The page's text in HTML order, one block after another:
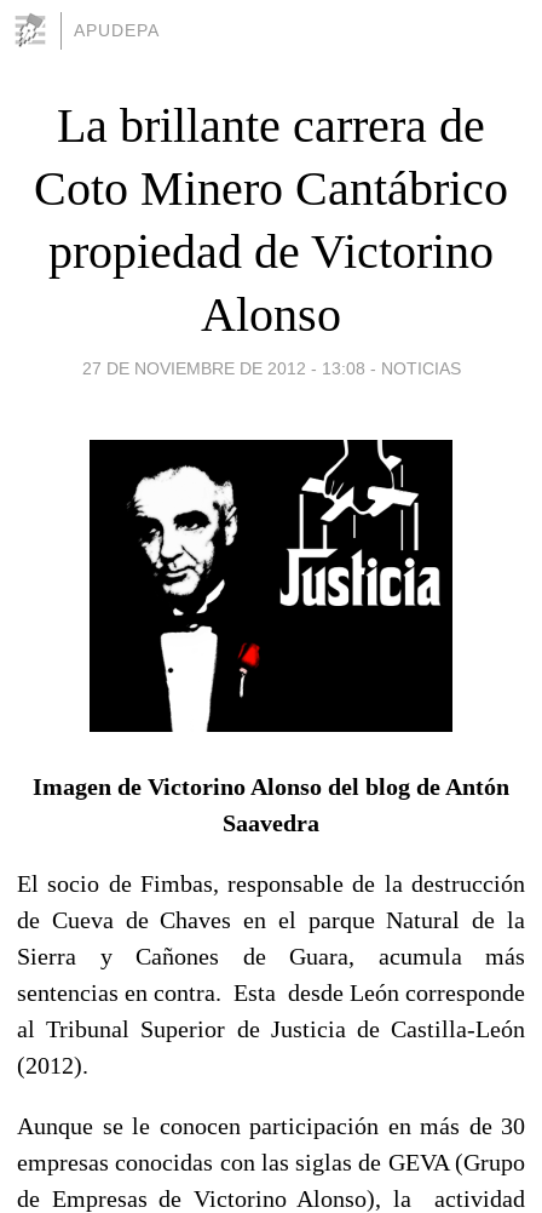
APUDEPA
La brillante carrera de
Coto Minero Cantábrico
propiedad de Victorino
Alonso
27 DE NOVIEMBRE DE 2012 - 13:08 - NOTICIAS
Imagen de Victorino Alonso del blog de Antón
Saavedra
El socio de Fimbas, responsable de la destrucción
de Cueva de Chaves en el parque Natural de la
Sierra y Cañones de Guara, acumula más
sentencias en contra. Esta desde León corresponde
al Tribunal Superior de Justicia de Castilla-León
(2012).
Aunque se le conocen participación en más de 30
empresas conocidas con las siglas de GEVA (Grupo
de Empresas de Victorino Alonso), la actividad